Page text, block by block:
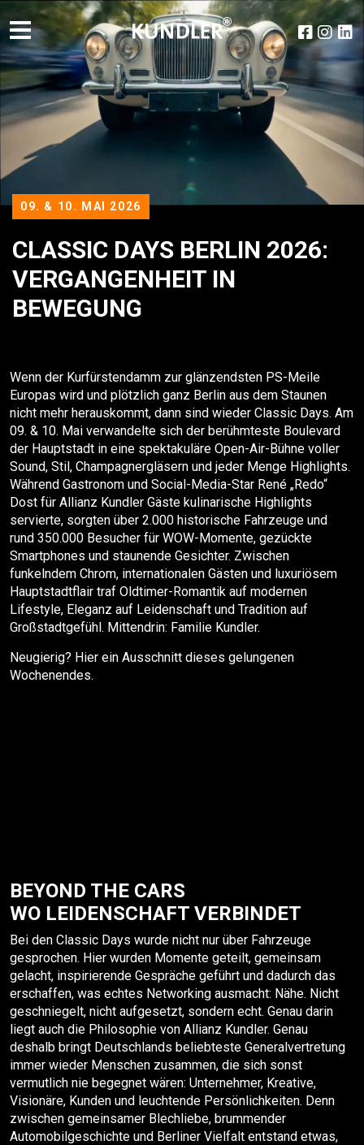
09. & 10. MAI 2026
CLASSIC DAYS BERLIN 2026:
VERGANGENHEIT IN
BEWEGUNG
Wenn der Kurfürstendamm zur glänzendsten PS-Meile
Europas wird und plötzlich ganz Berlin aus dem Staunen
nicht mehr herauskommt, dann sind wieder Classic Days. Am
09. & 10. Mai verwandelte sich der berühmteste Boulevard
der Hauptstadt in eine spektakuläre Open-Air-Bühne voller
Sound, Stil, Champagnergläsern und jeder Menge Highlights.
Während Gastronom und Social-Media-Star René „Redo“
Dost für Allianz Kundler Gäste kulinarische Highlights
servierte, sorgten über 2.000 historische Fahrzeuge und
rund 350.000 Besucher für WOW-Momente, gezückte
Smartphones und staunende Gesichter. Zwischen
funkelndem Chrom, internationalen Gästen und luxuriösem
Hauptstadtflair traf Oldtimer-Romantik auf modernen
Lifestyle, Eleganz auf Leidenschaft und Tradition auf
Großstadtgefühl. Mittendrin: Familie Kundler.
Neugierig? Hier ein Ausschnitt dieses gelungenen
Wochenendes.
BEYOND THE CARS
WO LEIDENSCHAFT VERBINDET
Bei den Classic Days wurde nicht nur über Fahrzeuge
gesprochen. Hier wurden Momente geteilt, gemeinsam
gelacht, inspirierende Gespräche geführt und dadurch das
erschaffen, was echtes Networking ausmacht: Nähe. Nicht
geschniegelt, nicht aufgesetzt, sondern echt. Genau darin
liegt auch die Philosophie von Allianz Kundler. Genau
deshalb bringt Deutschlands beliebteste Generalvertretung
immer wieder Menschen zusammen, die sich sonst
vermutlich nie begegnet wären: Unternehmer, Kreative,
Visionäre, Kunden und leuchtende Persönlichkeiten. Denn
zwischen gemeinsamer Blechliebe, brummender
Automobilgeschichte und Berliner Vielfalt entstand etwas,